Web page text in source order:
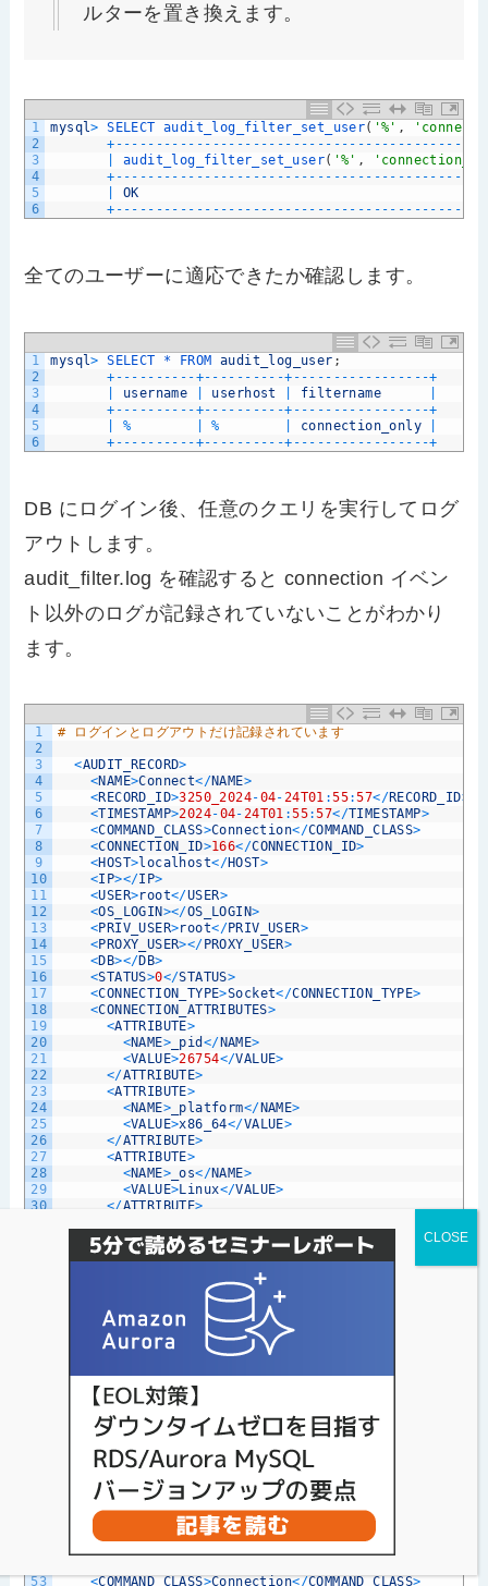
ルターを置き換えます。
1
2
3
4
5
6
mysql> SELECT audit_log_filter_set_user( '%' ,
+ -- -- -- -- -- -- -- -- -- -- -- -- -- -- -- -- -- -- -- -- -- --
audit_log_filter_set_user( '%' ,
+ -- -- -- -- -- -- -- -- -- -- -- -- -- -- -- -- -- -- -- -- -- --
OK
+ -- -- -- -- -- -- -- -- -- -- -- -- -- -- -- -- -- -- -- -- -- --
全てのユーザーに適応できたか確認します。
1
2
3
4
5
6
mysql> SELECT * FROM audit_log_user ;
+ -- -- -- -- --+-- -- -- -- --+ -- -- -- -- -- -- -- -- -+
username userhost filtername
+ -- -- -- -- --+-- -- -- -- --+ -- -- -- -- -- -- -- -- -+
% % connection_only
+ -- -- -- -- --+-- -- -- -- --+ -- -- -- -- -- -- -- -- -+
DB にログイン後、任意のクエリを実行してログ
アウトします。
audit_filter.log を確認すると connection イベン
ト以外のログが記録されていないことがわかり
ます。
1
2
3
4
5
6
7
8
9
10
11
12
13
14
15
16
17
18
19
20
21
22
23
24
25
26
27
28
29
30
53
# ログインとログアウトだけ記録されています
<AUDIT_RECORD>
<NAME>Connect</NAME>
<RECORD_ID>3250_2024-04-24T01 :55:57</RECORD_ID>
<TIMESTAMP>2024-04-24T01 :55:57</TIMESTAMP>
<COMMAND_CLASS>Connection</COMMAND_CLASS>
<CONNECTION_ID>166</CONNECTION_ID>
<HOST>localhost</HOST>
<IP></IP>
<USER>root</USER>
<OS_LOGIN></OS_LOGIN>
<PRIV_USER>root</PRIV_USER>
<PROXY_USER></ PROXY_USER>
<DB></DB>
<STATUS>0</STATUS>
<CONNECTION_TYPE>Socket</CONNECTION_TYPE>
<CONNECTION_ATTRIBUTES>
<ATTRIBUTE>
<NAME> _pid </ NAME>
<VALUE>26754</VALUE>
</ATTRIBUTE>
<ATTRIBUTE>
<NAME> _platform</ NAME>
<VALUE>x86_64</VALUE>
</ATTRIBUTE>
<ATTRIBUTE>
<NAME> _os</NAME>
<VALUE>Linux</VALUE>
</ATTRIBUTE>
<NAME>_client_name< NAME>
<VALUE>libmysql< /VALUE>
os_sudouser / NAME
<VALUE>vagrant</VALUE
< / ATTRIBUTE
<ATTRIBUTE
< VALUE>root
</ATTRIBUTE>
<ATTRIBUTE
<NAME >_client_version</ NAME>
<VALUE >8.0.36 -28< /VALUE
</ATTRIBUTE>
</CONNECTION_ATTRIBUTES>
AUDIT_RECORD >
AUDIT_RECORD>
<
Disconnect</NAME>
<COMMAND_CLASS>Connection</COMMAND_CLASS>